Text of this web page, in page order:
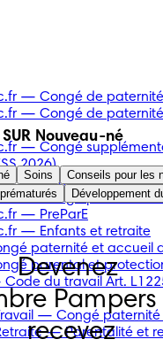
— Congé de
— Congé de
— Congé
2026)
— Congé parental à
— Congé parental à
— PreParE
— Enfants et retraite
paternité et accueil
parental et
du travail Art.
— Congé paternité
— Parentalité et
SUR Nouveau-né
Soins
Conseils pour les
Développement
Devenez
Pampers
recevez